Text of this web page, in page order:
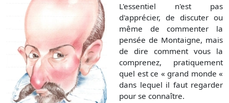
L'essentiel n'est pas
d'apprécier, de discuter ou
même de commenter la
pensée de Montaigne, mais
de dire comment vous la
comprenez, pratiquement
quel est ce « grand monde «
dans lequel il faut regarder
pour se connaître.